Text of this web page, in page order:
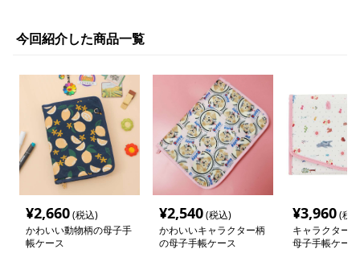
今回紹介した商品一覧
¥2,660(税込)
かわいい動物柄の母子手
帳ケース
¥2,540(税込)
かわいいキャラクター柄
の母子手帳ケース
¥3,960(税
キャラクター
母子手帳ケース